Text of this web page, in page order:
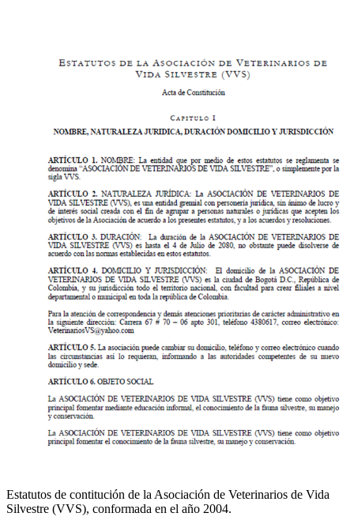
Estatutos de contitución de la Asociación de Veterinarios de Vida
Silvestre (VVS), conformada en el año 2004.